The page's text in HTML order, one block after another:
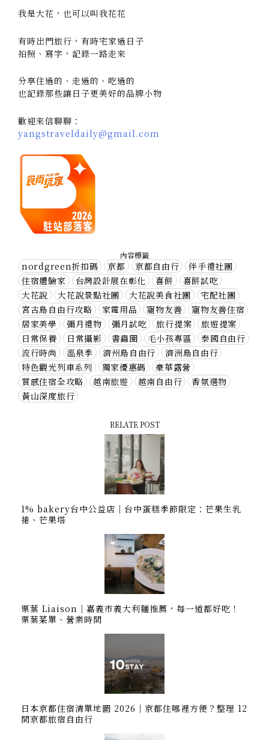
我是大花，也可以叫我花花
有時出門旅行，有時宅家過日子
拍照、寫字，記錄一路走來
分享住過的、走過的、吃過的
也記錄那些讓日子更美好的品牌小物
歡迎來信聊聊：
yangstraveldaily@gmail.com
內容標籤
nordgreen折扣碼 京都 京都自由行
伴手禮社團
住宿體驗家
台灣設計展在彰化 喜餅
喜餅試吃
大花說
大花說景點社團 大花說美食社團
宅配社團
宮古島自由行攻略
家電用品 寵物友善
寵物友善住宿
居家美學
彌月禮物 彌月試吃 旅行提案
旅遊提案
日常保養
日常攝影 書蟲圈 毛小孩專區
泰國自由行
流行時尚
溫泉季 濟州島自由行
濟洲島自由行
特色觀光列車系列
獨家優惠碼
豪華露營
質感住宿全攻略
越南旅遊 越南自由行
香氛選物
黃山深度旅行
RELATE POST
1% bakery台中公益店｜台中蛋糕季節限定：芒果生乳
捲、芒果塔
栗葉 Liaison｜嘉義市義大利麵推薦，每一道都好吃！
栗葉菜單、營業時間
日本京都住宿清單地圖 2026｜京都住哪裡方便？整理 12
間京都旅宿自由行